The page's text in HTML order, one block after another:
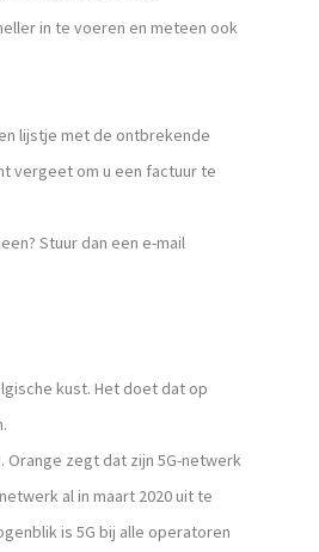
in te voeren en meteen ook
lijstje met de ontbrekende
vergeet om u een factuur te
Stuur dan een e-mail
kust. Het doet dat op
Orange zegt dat zijn 5G-netwerk
al in maart 2020 uit te
is 5G bij alle operatoren